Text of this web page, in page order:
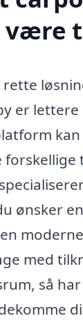
være
er
ønsker
med
så